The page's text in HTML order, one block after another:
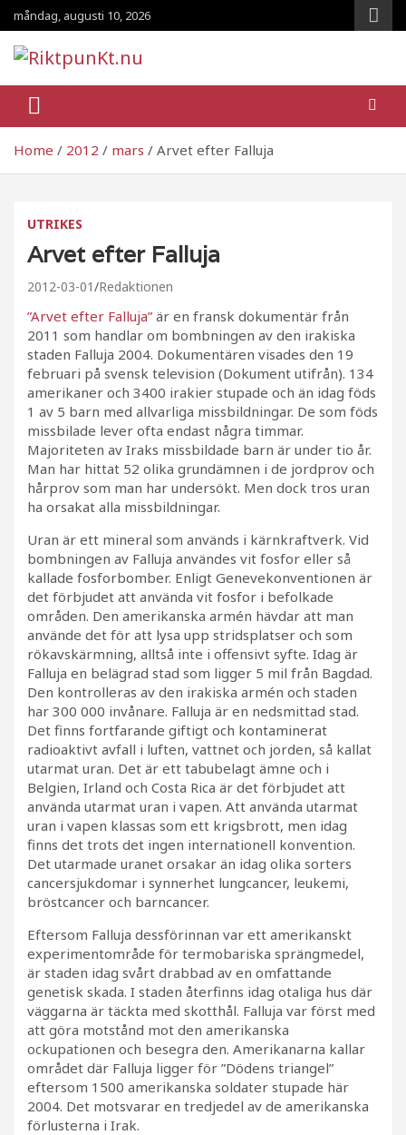
Skip
to
content
måndag, augusti 10, 2026
RiktpunKt.nu
Home 2012 mars Arvet efter Falluja
UTRIKES
Arvet efter Falluja
2012-03-01 Redaktionen
”Arvet efter Falluja” är en fransk dokumentär från
2011 som handlar om bombningen av den irakiska
staden Falluja 2004. Dokumentären visades den 19
februari på svensk television (Dokument utifrån). 134
amerikaner och 3400 irakier stupade och än idag föds
1 av 5 barn med allvarliga missbildningar. De som föds
missbilade lever ofta endast några timmar.
Majoriteten av Iraks missbildade barn är under tio år.
Man har hittat 52 olika grundämnen i de jordprov och
hårprov som man har undersökt. Men dock tros uran
ha orsakat alla missbildningar.
Uran är ett mineral som används i kärnkraftverk. Vid
bombningen av Falluja användes vit fosfor eller så
kallade fosforbomber. Enligt Genevekonventionen är
det förbjudet att använda vit fosfor i befolkade
områden. Den amerikanska armén hävdar att man
använde det för att lysa upp stridsplatser och som
rökavskärmning, alltså inte i offensivt syfte. Idag är
Falluja en belägrad stad som ligger 5 mil från Bagdad.
Den kontrolleras av den irakiska armén och staden
har 300 000 invånare. Falluja är en nedsmittad stad.
Det finns fortfarande giftigt och kontaminerat
radioaktivt avfall i luften, vattnet och jorden, så kallat
utarmat uran. Det är ett tabubelagt ämne och i
Belgien, Irland och Costa Rica är det förbjudet att
använda utarmat uran i vapen. Att använda utarmat
uran i vapen klassas som ett krigsbrott, men idag
finns det trots det ingen internationell konvention.
Det utarmade uranet orsakar än idag olika sorters
cancersjukdomar i synnerhet lungcancer, leukemi,
bröstcancer och barncancer.
Eftersom Falluja dessförinnan var ett amerikanskt
experimentområde för termobariska sprängmedel,
är staden idag svårt drabbad av en omfattande
genetisk skada. I staden återfinns idag otaliga hus där
väggarna är täckta med skotthål. Falluja var först med
att göra motstånd mot den amerikanska
ockupationen och besegra den. Amerikanarna kallar
området där Falluja ligger för ”Dödens triangel”
eftersom 1500 amerikanska soldater stupade här
2004. Det motsvarar en tredjedel av de amerikanska
förlusterna i Irak.